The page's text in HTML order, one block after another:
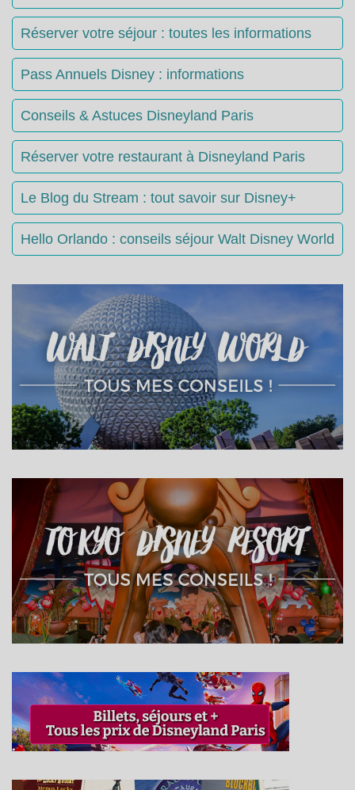
Réserver votre séjour : toutes les informations
Pass Annuels Disney : informations
Conseils & Astuces Disneyland Paris
Réserver votre restaurant à Disneyland Paris
Le Blog du Stream : tout savoir sur Disney+
Hello Orlando : conseils séjour Walt Disney World